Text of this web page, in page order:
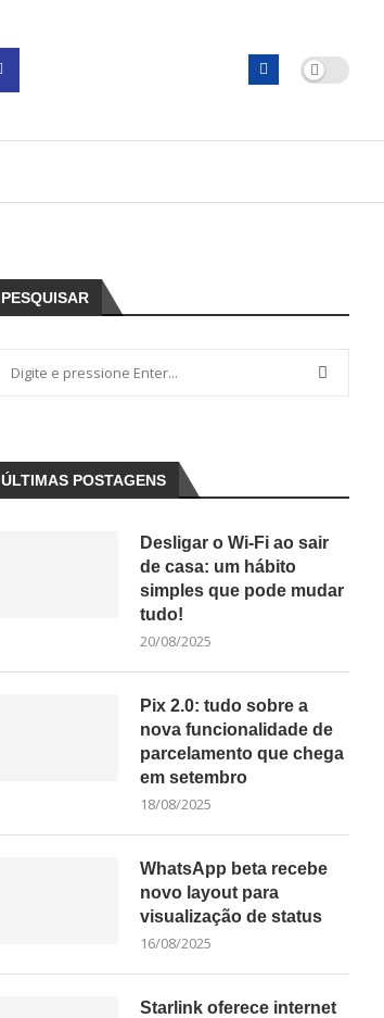
PESQUISAR
ÚLTIMAS POSTAGENS
Desligar o Wi-Fi ao sair
de casa: um hábito
simples que pode mudar
tudo!
20/08/2025
Pix 2.0: tudo sobre a
nova funcionalidade de
parcelamento que chega
em setembro
18/08/2025
WhatsApp beta recebe
novo layout para
visualização de status
16/08/2025
Starlink oferece internet